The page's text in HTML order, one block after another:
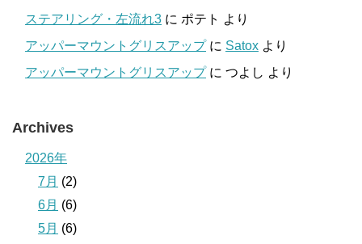
ステアリング・左流れ3 に ポテト より
アッパーマウントグリスアップに Satox より
アッパーマウントグリスアップに つよし より
Archives
2026年
7月 (2)
6月 (6)
5月 (6)